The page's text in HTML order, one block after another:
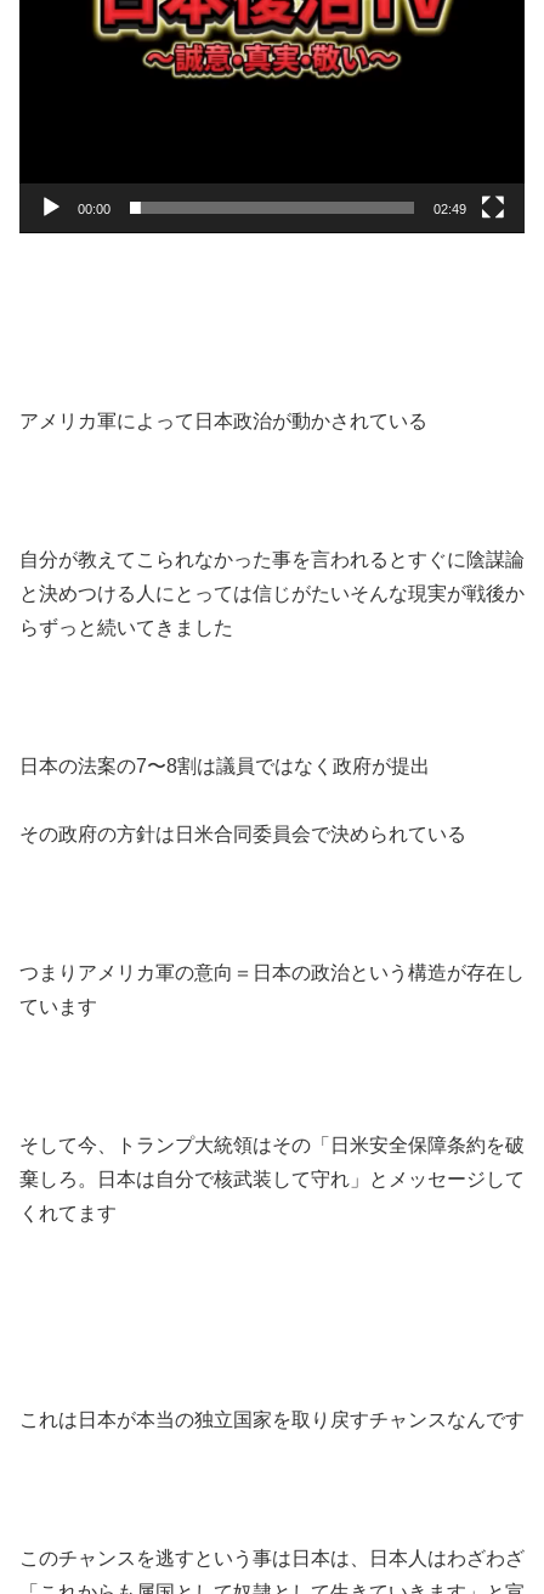
00:00 02:49
アメリカ軍によって日本政治が動かされている
自分が教えてこられなかった事を言われるとすぐに陰謀論
と決めつける人にとっては信じがたいそんな現実が戦後か
らずっと続いてきました
日本の法案の7〜8割は議員ではなく政府が提出
その政府の方針は日米合同委員会で決められている
つまりアメリカ軍の意向＝日本の政治という構造が存在し
ています
そして今、トランプ大統領はその「日米安全保障条約を破
棄しろ。日本は自分で核武装して守れ」とメッセージして
くれてます
これは日本が本当の独立国家を取り戻すチャンスなんです
このチャンスを逃すという事は日本は、日本人はわざわざ